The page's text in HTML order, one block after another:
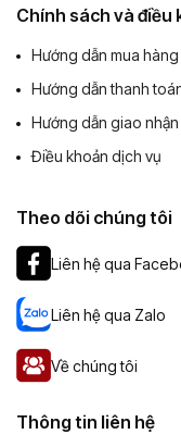
Chính sách và điều
Hướng dẫn mua hàng
Hướng dẫn thanh
Hướng dẫn giao nhận
Điều khoản dịch vụ
Theo dõi chúng tôi
Liên hệ qua
Liên hệ qua Zalo
Về chúng tôi
Thông tin liên hệ